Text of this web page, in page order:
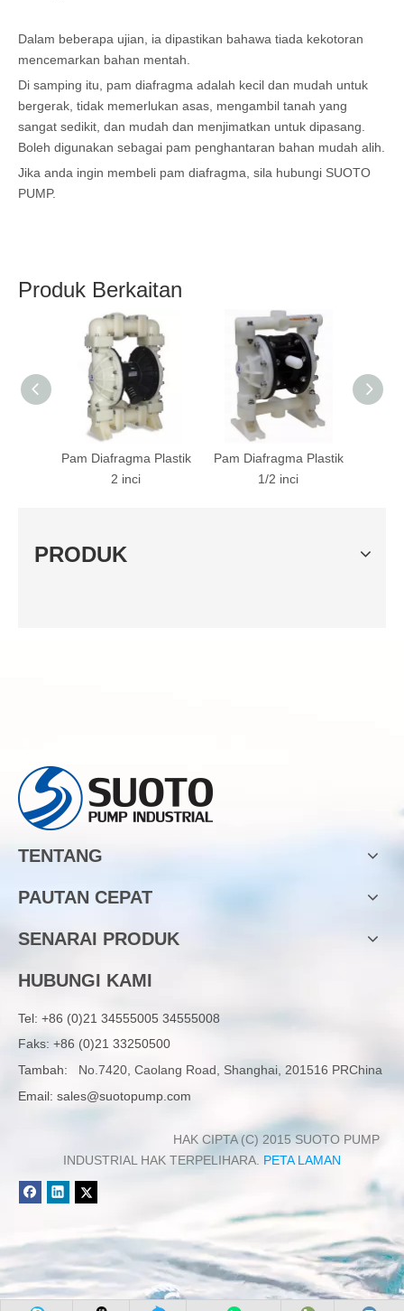
Dalam beberapa ujian, ia dipastikan bahawa tiada kekotoran
mencemarkan bahan mentah.
Di samping itu, pam diafragma adalah kecil dan mudah untuk
bergerak, tidak memerlukan asas, mengambil tanah yang
sangat sedikit, dan mudah dan menjimatkan untuk dipasang.
Boleh digunakan sebagai pam penghantaran bahan mudah alih.
Jika anda ingin membeli pam diafragma, sila hubungi SUOTO
PUMP.
Produk Berkaitan
Pam Diafragma Plastik
2 inci
Pam Diafragma Plastik
1/2 inci
PRODUK
TENTANG
PAUTAN CEPAT
SENARAI PRODUK
HUBUNGI KAMI
Tel: +86 (0)21 34555005 34555008
Faks: +86 (0)21 33250500
Tambah: No.7420, Caolang Road, Shanghai, 201516 PRChina
Email: sales@suotopump.com
HAK CIPTA (C) 2015 SUOTO PUMP
INDUSTRIAL HAK TERPELIHARA. PETA LAMAN